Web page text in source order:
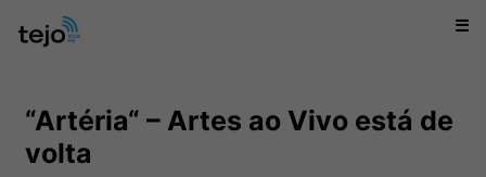
☰
“Artéria“ – Artes ao Vivo está de
volta